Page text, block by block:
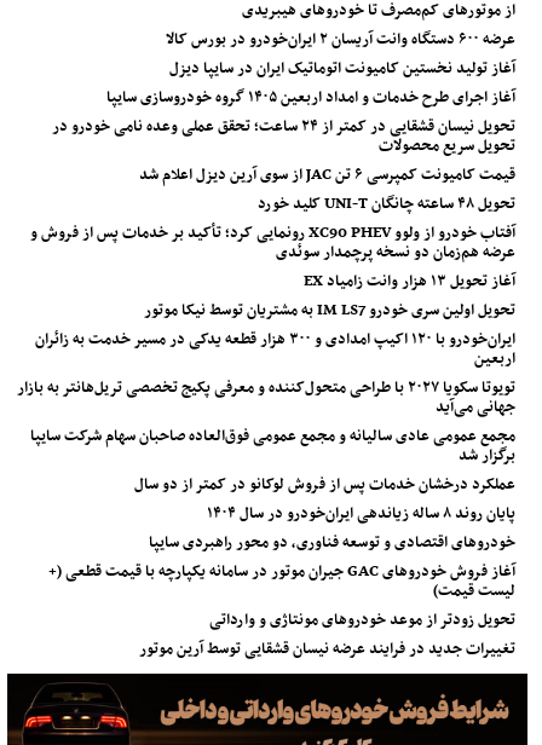
از موتورهای کم‌مصرف تا خودروهای هیبریدی
عرضه ۶۰۰ دستگاه وانت آریسان ۲ ایران‌خودرو در بورس کالا
آغاز تولید نخستین کامیونت اتوماتیک ایران در سایپا دیزل
آغاز اجرای طرح خدمات و امداد اربعین ۱۴۰۵ گروه خودروسازی سایپا
تحویل نیسان قشقایی در کمتر از ۲۴ ساعت؛ تحقق عملی وعده نامی خودرو در
تحویل سریع محصولات
قیمت کامیونت کمپرسی ۶ تن JAC از سوی آرین دیزل اعلام شد
تحویل ۴۸ ساعته چانگان UNI-T کلید خورد
آفتاب خودرو از ولوو XC90 PHEV رونمایی کرد؛ تأکید بر خدمات پس از فروش و
عرضه هم‌زمان دو نسخه پرچمدار سوئدی
آغاز تحویل ۱۳ هزار وانت زامیاد EX
تحویل اولین سری خودرو IM LS7 به مشتریان توسط نیکا موتور
ایران‌خودرو با ۱۲۰ اکیپ امدادی و ۳۰۰ هزار قطعه یدکی در مسیر خدمت به زائران
اربعین
تویوتا سکویا ۲۰۲۷ با طراحی متحول‌کننده و معرفی پکیج تخصصی تریل‌هانتر به بازار
جهانی می‌آید
مجمع عمومی عادی سالیانه و مجمع عمومی فوق‌العاده صاحبان سهام شرکت سایپا
برگزار شد
عملکرد درخشان خدمات پس از فروش لوکانو در کمتر از دو سال
پایان روند ۸ ساله زیاندهی ایران‌خودرو در سال ۱۴۰۴
خودروهای اقتصادی و توسعه فناوری، دو محور راهبردی سایپا
آغاز فروش خودروهای GAC جیران موتور در سامانه یکپارچه با قیمت قطعی (+
لیست قیمت)
تحویل زودتر از موعد خودروهای مونتاژی و وارداتی
تغییرات جدید در فرایند عرضه نیسان قشقایی توسط آرین موتور